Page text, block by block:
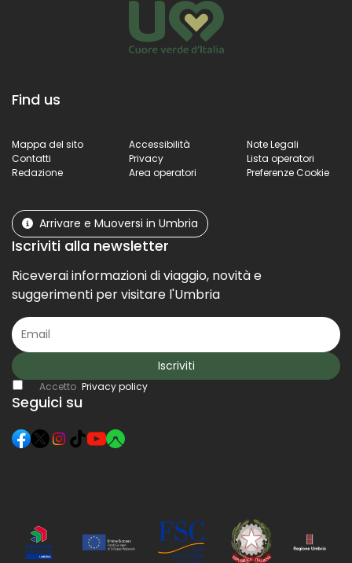
Find us
Mappa del sito Accessibilità
Note Legali
Contatti
Privacy
Lista operatori
Redazione
Area operatori Preferenze Cookie
Arrivare e Muoversi in Umbria
Iscriviti alla newsletter
Riceverai informazioni di viaggio, novità e
suggerimenti per visitare l'Umbria
Iscriviti
Accetto Privacy policy
Seguici su